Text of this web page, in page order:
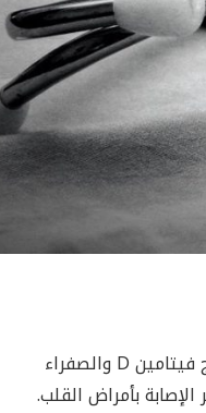
الكوليسترول مادة شبيهة بالدهون وهي جزء من خلايا الجسم وتساعد على إنتاج فيتامين D والصفراء
بأمراض القلب.